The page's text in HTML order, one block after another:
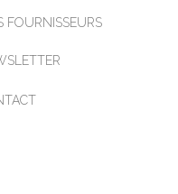
FOURNISSEURS